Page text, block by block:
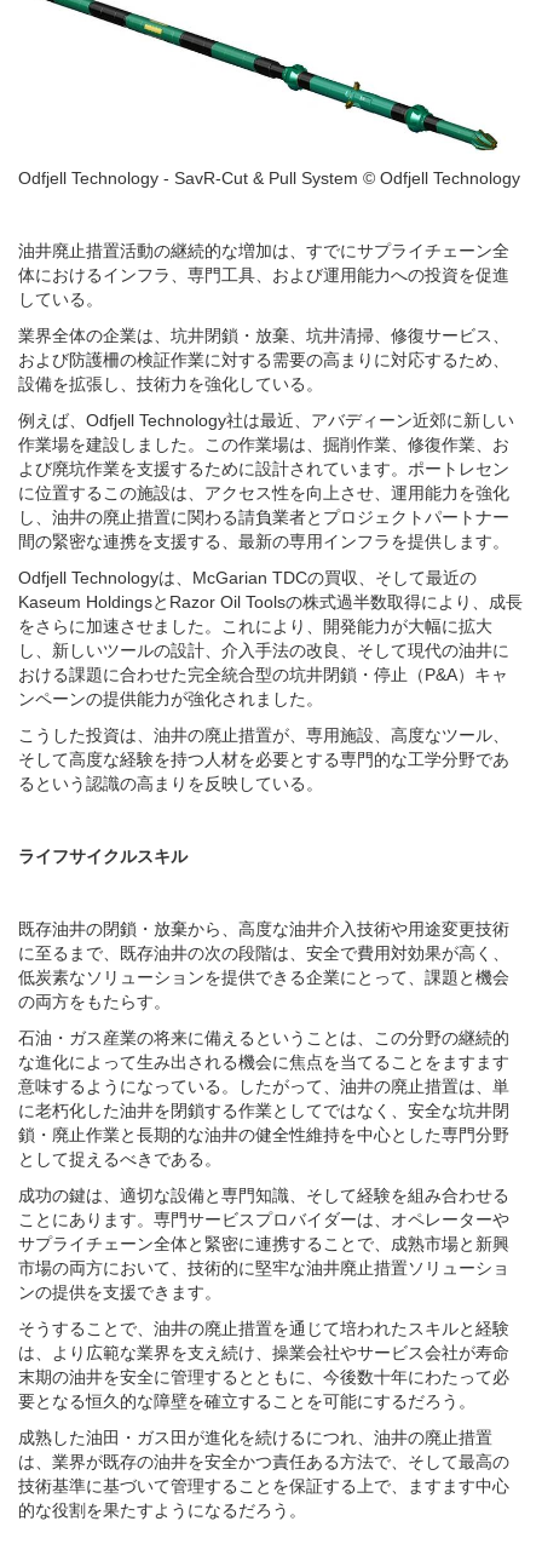
Odfjell Technology - SavR-Cut & Pull System © Odfjell Technology
油井廃止措置活動の継続的な増加は、すでにサプライチェーン全
体におけるインフラ、専門工具、および運用能力への投資を促進
している。
業界全体の企業は、坑井閉鎖・放棄、坑井清掃、修復サービス、
および防護柵の検証作業に対する需要の高まりに対応するため、
設備を拡張し、技術力を強化している。
例えば、Odfjell Technology社は最近、アバディーン近郊に新しい
作業場を建設しました。この作業場は、掘削作業、修復作業、お
よび廃坑作業を支援するために設計されています。ポートレセン
に位置するこの施設は、アクセス性を向上させ、運用能力を強化
し、油井の廃止措置に関わる請負業者とプロジェクトパートナー
間の緊密な連携を支援する、最新の専用インフラを提供します。
Odfjell Technologyは、McGarian TDCの買収、そして最近の
Kaseum HoldingsとRazor Oil Toolsの株式過半数取得により、成長
をさらに加速させました。これにより、開発能力が大幅に拡大
し、新しいツールの設計、介入手法の改良、そして現代の油井に
おける課題に合わせた完全統合型の坑井閉鎖・停止（P&A）キャ
ンペーンの提供能力が強化されました。
こうした投資は、油井の廃止措置が、専用施設、高度なツール、
そして高度な経験を持つ人材を必要とする専門的な工学分野であ
るという認識の高まりを反映している。
ライフサイクルスキル
既存油井の閉鎖・放棄から、高度な油井介入技術や用途変更技術
に至るまで、既存油井の次の段階は、安全で費用対効果が高く、
低炭素なソリューションを提供できる企業にとって、課題と機会
の両方をもたらす。
石油・ガス産業の将来に備えるということは、この分野の継続的
な進化によって生み出される機会に焦点を当てることをますます
意味するようになっている。したがって、油井の廃止措置は、単
に老朽化した油井を閉鎖する作業としてではなく、安全な坑井閉
鎖・廃止作業と長期的な油井の健全性維持を中心とした専門分野
として捉えるべきである。
成功の鍵は、適切な設備と専門知識、そして経験を組み合わせる
ことにあります。専門サービスプロバイダーは、オペレーターや
サプライチェーン全体と緊密に連携することで、成熟市場と新興
市場の両方において、技術的に堅牢な油井廃止措置ソリューショ
ンの提供を支援できます。
そうすることで、油井の廃止措置を通じて培われたスキルと経験
は、より広範な業界を支え続け、操業会社やサービス会社が寿命
末期の油井を安全に管理するとともに、今後数十年にわたって必
要となる恒久的な障壁を確立することを可能にするだろう。
成熟した油田・ガス田が進化を続けるにつれ、油井の廃止措置
は、業界が既存の油井を安全かつ責任ある方法で、そして最高の
技術基準に基づいて管理することを保証する上で、ますます中心
的な役割を果たすようになるだろう。